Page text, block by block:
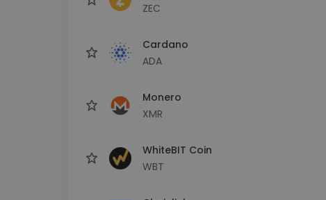
ZEC
Cardano
ADA
Monero
XMR
WhiteBIT Coin
WBT